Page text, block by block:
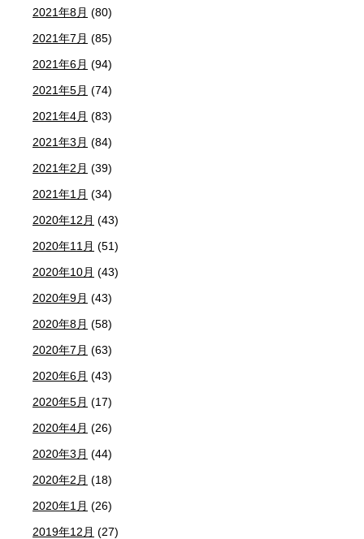
2021年8月 (80)
2021年7月 (85)
2021年6月 (94)
2021年5月 (74)
2021年4月 (83)
2021年3月 (84)
2021年2月 (39)
2021年1月 (34)
2020年12月 (43)
2020年11月 (51)
2020年10月 (43)
2020年9月 (43)
2020年8月 (58)
2020年7月 (63)
2020年6月 (43)
2020年5月 (17)
2020年4月 (26)
2020年3月 (44)
2020年2月 (18)
2020年1月 (26)
2019年12月 (27)